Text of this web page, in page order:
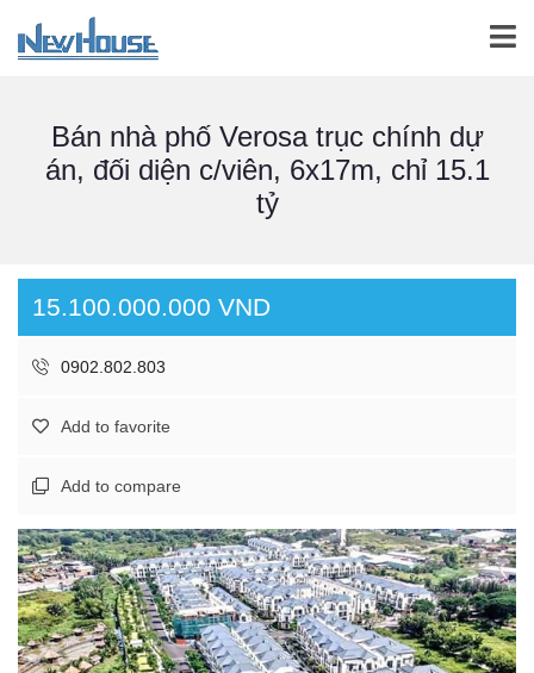
Bán nhà phố Verosa trục chính dự
án, đối diện c/viên, 6x17m, chỉ 15.1
tỷ
15.100.000.000 VND
0902.802.803
Add to favorite
Add to compare